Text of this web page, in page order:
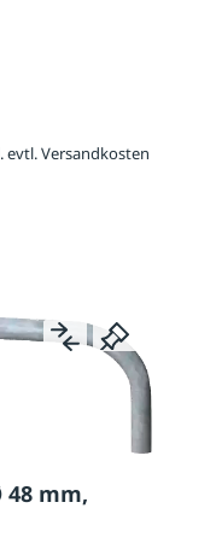
evtl. Versandkosten
48 mm,